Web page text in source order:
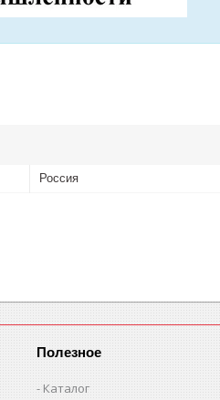
Россия
Полезное
Каталог